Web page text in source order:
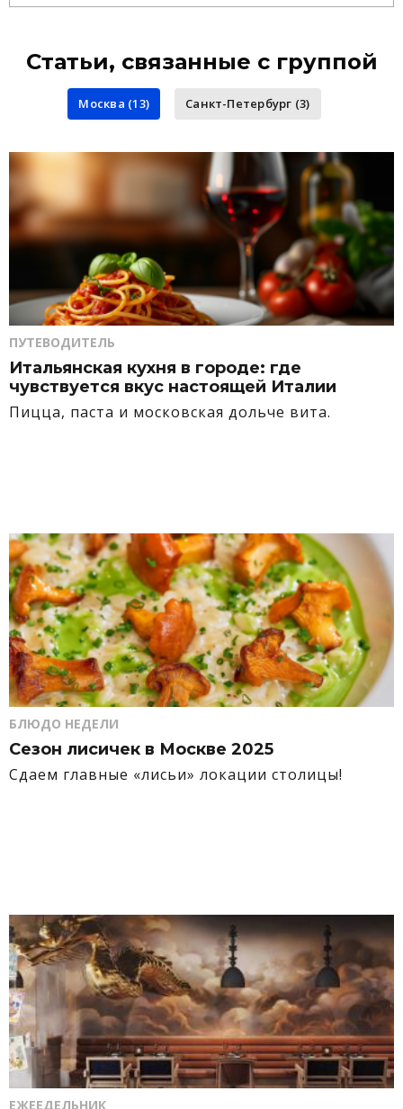
Статьи, связанные с группой
Москва (13) Санкт-Петербург (3)
ПУТЕВОДИТЕЛЬ
Итальянская кухня в городе: где
чувствуется вкус настоящей Италии
Пицца, паста и московская дольче вита.
БЛЮДО НЕДЕЛИ
Сезон лисичек в Москве 2025
Сдаем главные «лисьи» локации столицы!
ЕЖЕЕДЕЛЬНИК